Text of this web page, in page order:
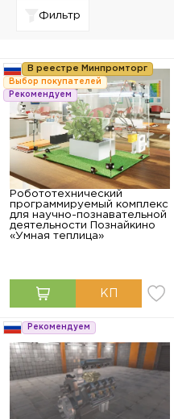
Фильтр
В реестре Минпромторг
Выбор покупателей
Рекомендуем
Робототехнический
программируемый комплекс
для научно-познавательной
деятельности Познайкино
«Умная теплица»
Рекомендуем